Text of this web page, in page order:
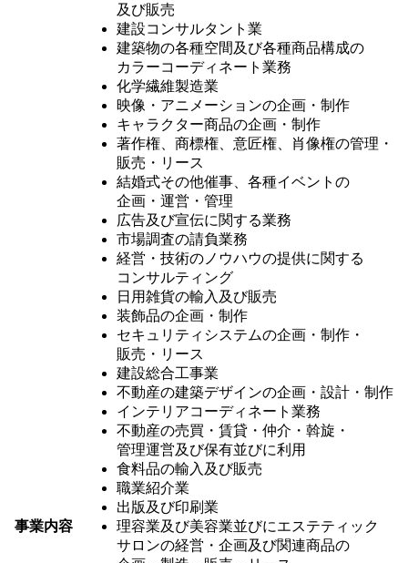
事業内容
及び販売
建設コンサルタント業
建築物の各種空間及び各種商品構成の
カラーコーディネート業務
化学繊維製造業
映像・アニメーションの企画・制作
キャラクター商品の企画・制作
著作権、商標権、意匠権、肖像権の管理・
販売・リース
結婚式その他催事、各種イベントの
企画・運営・管理
広告及び宣伝に関する業務
市場調査の請負業務
経営・技術のノウハウの提供に関する
コンサルティング
日用雑貨の輸入及び販売
装飾品の企画・制作
セキュリティシステムの企画・制作・
販売・リース
建設総合工事業
不動産の建築デザインの企画・設計・制作
インテリアコーディネート業務
不動産の売買・賃貸・仲介・斡旋・
管理運営及び保有並びに利用
食料品の輸入及び販売
職業紹介業
出版及び印刷業
理容業及び美容業並びにエステティック
サロンの経営・企画及び関連商品の